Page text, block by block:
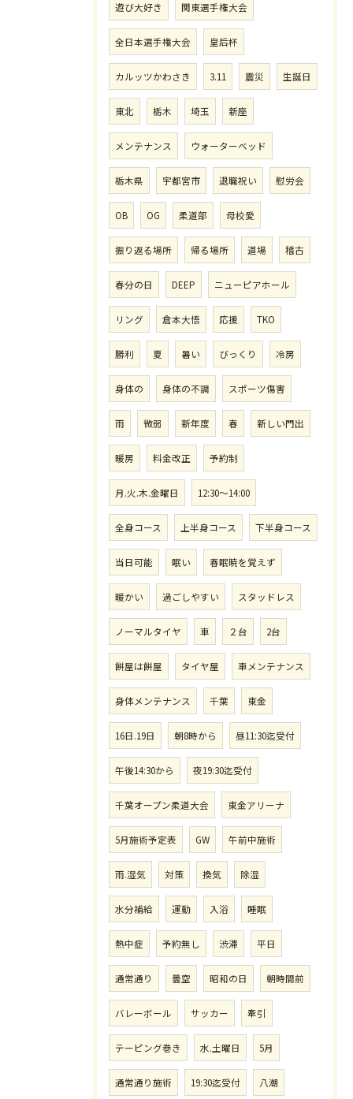
遊び大好き 関東選手権大会
全日本選手権大会 皇后杯
カルッツかわさき 3.11 震災 生誕日
東北 栃木 埼玉 新座
メンテナンス ウォーターベッド
栃木県 宇都宮市 退職祝い 慰労会
OB OG 柔道部 母校愛
振り返る場所 帰る場所 道場 稽古
春分の日 DEEP ニューピアホール
リング 倉本大悟 応援 TKO
勝利 夏 暑い びっくり 冷房
身体の 身体の不調 スポーツ傷害
雨 微弱 新年度 春 新しい門出
暖房 料金改正 予約制
月.火.木.金曜日 12:30〜14:00
全身コース 上半身コース 下半身コース
当日可能 眠い 春眠暁を覚えず
暖かい 過ごしやすい スタッドレス
ノーマルタイヤ 車 ２台 2台
餅屋は餅屋 タイヤ屋 車メンテナンス
身体メンテナンス 千葉 東金
16日.19日 朝8時から 昼11:30迄受付
午後14:30から 夜19:30迄受付
千葉オープン柔道大会 東金アリーナ
5月施術予定表 GW 午前中施術
雨.湿気 対策 換気 除湿
水分補給 運動 入浴 睡眠
熱中症 予約無し 渋滞 平日
通常通り 曇空 昭和の日 朝時間前
バレーボール サッカー 牽引
テーピング巻き 水.土曜日 5月
通常通り施術 19:30迄受付 八潮